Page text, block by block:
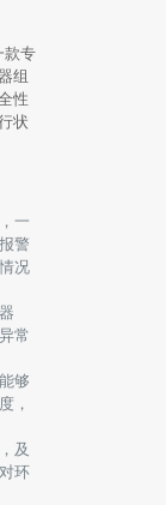
款专
组
性
状
一
警
况
常
够
，
及
环